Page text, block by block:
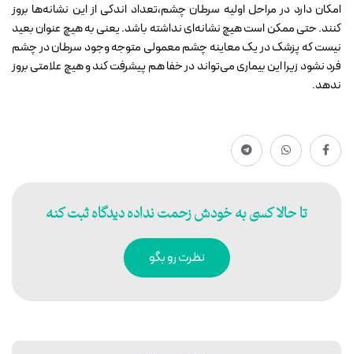
امکان دارد در مراحل اولیه سرطان چشم،تعداد اندکی از این نشانه‌ها بروز
کنند. حتی ممکن است هیچ نشانه‌ای نداشته باشد. یعنی به هیچ عنوان بعید
نیست که پزشک در یک معاینه چشم معمولی متوجه وجود سرطان در چشم
فرد نشود زیرا این بیماری می‌تواند در خفا هم پیشرفت کند و هیچ علامتی بروز
ندهد.
تا حالا کسی به خودش زحمت نداده دیدگاه ثبت کنه
نظرت رو بگو